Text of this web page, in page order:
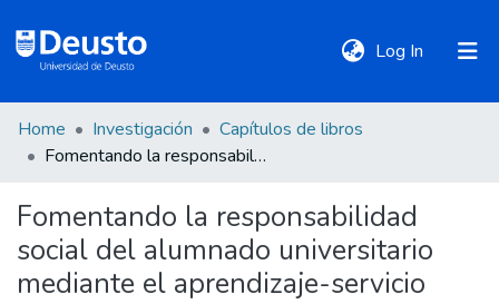
Log In (current)
DeustoTeka
Communities
&
Collections
Home Investigación
Capítulos de libros
Fomentando la responsabilidad social del alumnado universitario mediante el aprendizaje-servicio
Fomentando la responsabilidad
social del alumnado universitario
mediante el aprendizaje-servicio